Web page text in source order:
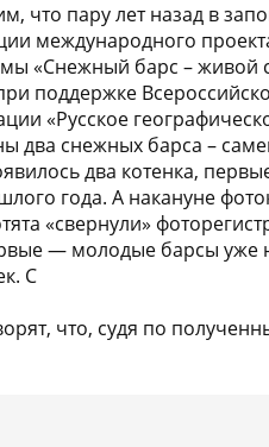
что пару лет назад в
международного
«Снежный барс – живой
поддержке
«Русское
два снежных барса –
два котенка,
года. А накануне
«свернули»
— молодые барсы уже
С
что, судя по